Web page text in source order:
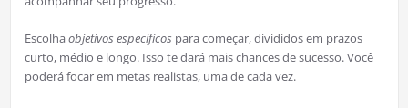
Escolhaobjetivos específicos para começar, divididos em prazos
curto, médio e longo. Isso te dará mais chances de sucesso. Você
poderá focar em metas realistas, uma de cada vez.